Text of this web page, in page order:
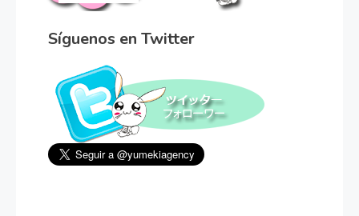
Síguenos en Twitter